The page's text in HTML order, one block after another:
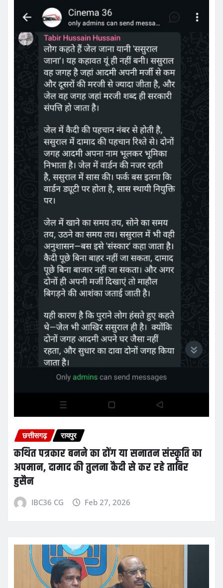
छत्तीसगढ़ रायपुर
कथित पत्रकार बनने का ढोंग या सनातन संस्कृति का
अपमान, दामाद की तुलना कैदी से कर रहे ताबिर
हुसैन
IBC36 CG Feb 27, 2026